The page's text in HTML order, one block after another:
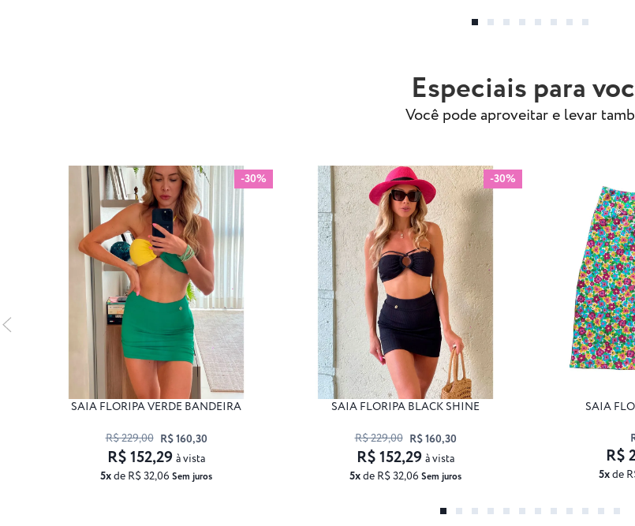
Especiais para
Você pode aproveitar e levar
-30%
SAIA FLORIPA VERDE BANDEIRA
R$ 229,00 R$ 160,30
5xde R$ 32,06 Sem juros
R$ 152,29 à vista
-30%
SAIA FLORIPA BLACK SHINE
R$ 229,00 R$ 160,30
5xde R$ 32,06 Sem juros
R$ 152,29 à vista
SAIA
5xde
R$